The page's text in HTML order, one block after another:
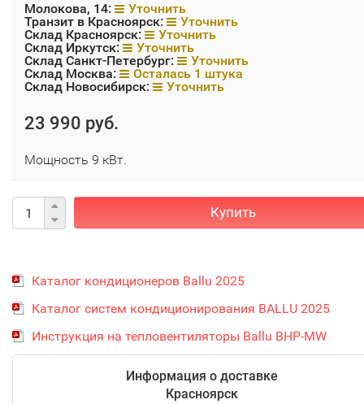
Молокова, 14:
Уточнить
Транзит в Красноярск:
Уточнить
Склад Красноярск:
Уточнить
Склад Иркутск:
Уточнить
Склад Санкт-Петербург:
Уточнить
Склад Москва:
Осталась 1 штука
Склад Новосибирск:
Уточнить
23 990 руб.
Мощность 9 кВт.
Купить
Каталог кондиционеров Ballu 2025
Каталог систем кондиционирования BALLU 2025
Инструкция на тепловентиляторы Ballu BHP-MW
Информация о доставке
Красноярск